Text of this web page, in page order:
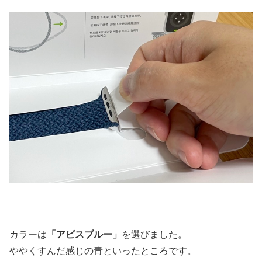
カラーは 「アビスブルー」
を選びました。
ややくすんだ感じの青といったところです。